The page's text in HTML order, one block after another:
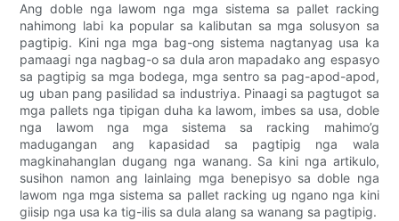
Ang doble nga lawom nga mga sistema sa pallet racking
nahimong labi ka popular sa kalibutan sa mga solusyon sa
pagtipig. Kini nga mga bag-ong sistema nagtanyag usa ka
pamaagi nga nagbag-o sa dula aron mapadako ang espasyo
sa pagtipig sa mga bodega, mga sentro sa pag-apod-apod,
ug uban pang pasilidad sa industriya. Pinaagi sa pagtugot sa
mga pallets nga tipigan duha ka lawom, imbes sa usa, doble
nga lawom nga mga sistema sa racking mahimo’g
madugangan ang kapasidad sa pagtipig nga wala
magkinahanglan dugang nga wanang. Sa kini nga artikulo,
susihon namon ang lainlaing mga benepisyo sa doble nga
lawom nga mga sistema sa pallet racking ug ngano nga kini
giisip nga usa ka tig-ilis sa dula alang sa wanang sa pagtipig.